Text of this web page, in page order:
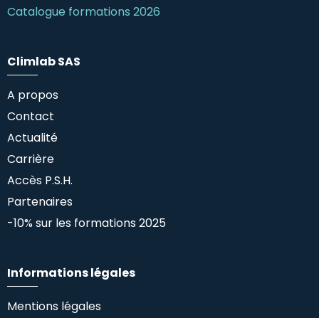
Catalogue formations 2026
Climlab SAS
A propos
Contact
Actualité
Carrière
Accès P.S.H.
Partenaires
-10% sur les formations 2025
Informations légales
Mentions légales